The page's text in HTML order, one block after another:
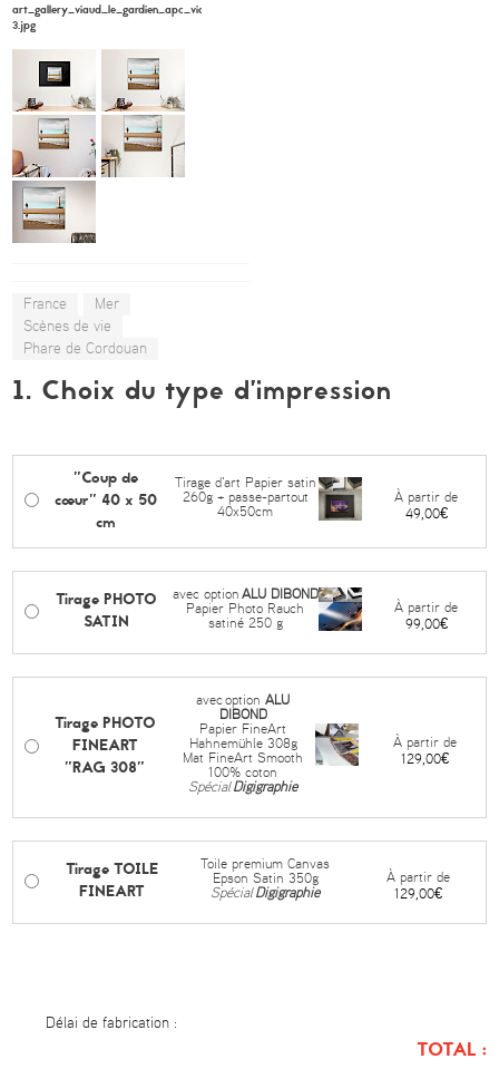
art_gallery_viaud_le_gardien_apc_viaud6-
3.jpg
France
Mer
Scènes de vie
Phare de Cordouan
1. Choix du type d’impression
"Coup de
cœur" 40 x 50
cm
Tirage d'art Papier satin
260g + passe-partout
40x50cm
À partir de
49,00€
Tirage PHOTO
SATIN
avec option ALU DIBOND
Papier Photo Rauch
satiné 250 g
À partir de
99,00€
Tirage PHOTO
FINEART
"RAG 308"
avecoptionALU
DIBOND
Papier FineArt
Hahnemühle 308g
Mat FineArt Smooth
100% coton
SpécialDigigraphie
À partir de
129,00€
Tirage TOILE
FINEART
Toile premium Canvas
Epson Satin 350g
SpécialDigigraphie
À partir de
129,00€
Délai de fabrication :
TOTAL :